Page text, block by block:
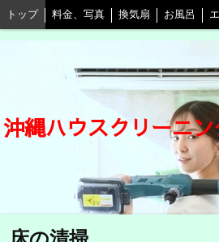
トップ 料金、写真 換気扇 お風呂
割引等情報 口コミ 予約
会社
プライバシーポリシー
沖縄ハウスクリーニ